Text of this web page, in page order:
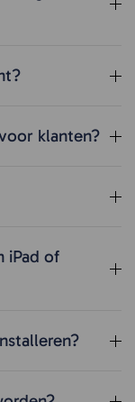
klanten?
iPad of